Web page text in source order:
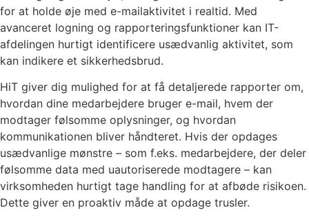
for at holde øje med e-mailaktivitet i realtid. Med
avanceret logning og rapporteringsfunktioner kan IT-
afdelingen hurtigt identificere usædvanlig aktivitet, som
kan indikere et sikkerhedsbrud.
HiT giver dig mulighed for at få detaljerede rapporter om,
hvordan dine medarbejdere bruger e-mail, hvem der
modtager følsomme oplysninger, og hvordan
kommunikationen bliver håndteret. Hvis der opdages
usædvanlige mønstre – som f.eks. medarbejdere, der deler
følsomme data med uautoriserede modtagere – kan
virksomheden hurtigt tage handling for at afbøde risikoen.
Dette giver en proaktiv måde at opdage trusler.